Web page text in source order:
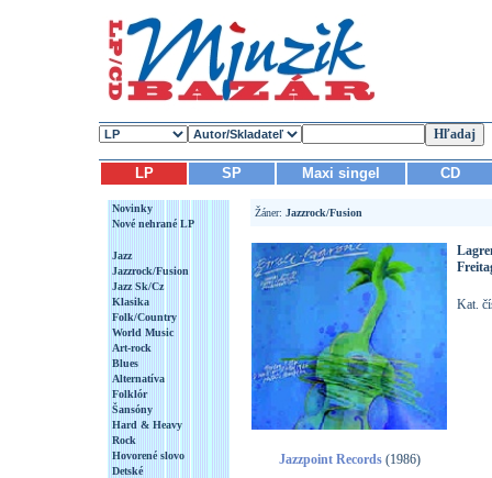
LP SP Maxi singel CD
Novinky
Nové nehrané LP
Jazz
Jazzrock/Fusion
Jazz Sk/Cz
Klasika
Folk/Country
World Music
Art-rock
Blues
Alternatíva
Folklór
Šansóny
Hard & Heavy
Rock
Hovorené slovo
Detské
Žáner: Jazzrock/Fusion
Jazzpoint Records(1986)
Kat.